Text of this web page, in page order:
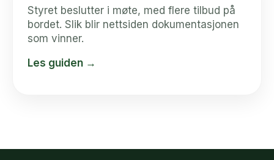
Styret beslutter i møte, med flere tilbud på
bordet. Slik blir nettsiden dokumentasjonen
som vinner.
Les guiden →